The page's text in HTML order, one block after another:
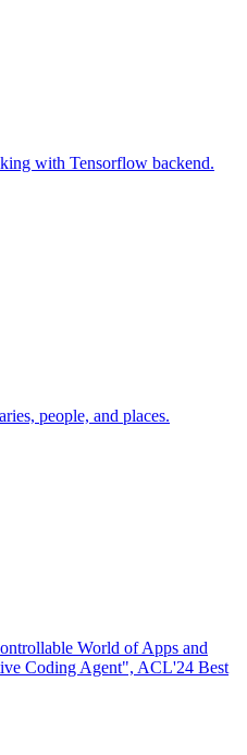
with Tensorflow backend.
people, and places.
World of Apps and
Coding Agent", ACL'24 Best